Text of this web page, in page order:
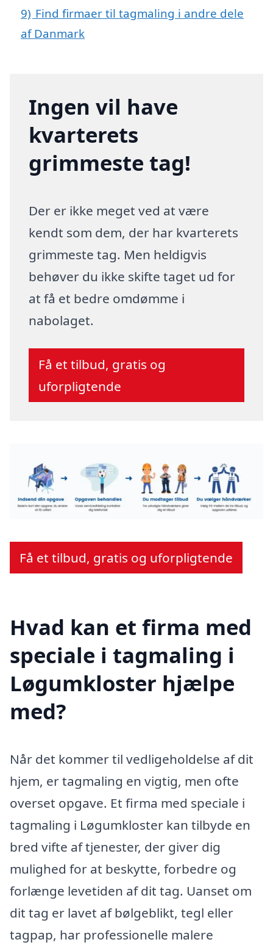
9) Find firmaer til tagmaling i andre dele
af Danmark
Ingen vil have
kvarterets
grimmeste tag!
Der er ikke meget ved at være
kendt som dem, der har kvarterets
grimmeste tag. Men heldigvis
behøver du ikke skifte taget ud for
at få et bedre omdømme i
nabolaget.
Få et tilbud, gratis og
uforpligtende
Få et tilbud, gratis og uforpligtende
Hvad kan et firma med
speciale i tagmaling i
Løgumkloster hjælpe
med?
Når det kommer til vedligeholdelse af dit
hjem, er tagmaling en vigtig, men ofte
overset opgave. Et firma med speciale i
tagmaling i Løgumkloster kan tilbyde en
bred vifte af tjenester, der giver dig
mulighed for at beskytte, forbedre og
forlænge levetiden af dit tag. Uanset om
dit tag er lavet af bølgeblikt, tegl eller
tagpap, har professionelle malere